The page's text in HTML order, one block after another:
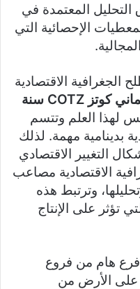
المعتمدة في
الإحصائية التي
الاقتصادية
الباحث الألماني كوتز COTZ سنة
لهذا العلم وتتسم
بدينامية مهمة. لذلك
التغيير الاقتصادي
الاقتصادية مصاعب
وترتبط هذه
تؤثر على الإنتاج
فرع هام من فروع
على الأرض من